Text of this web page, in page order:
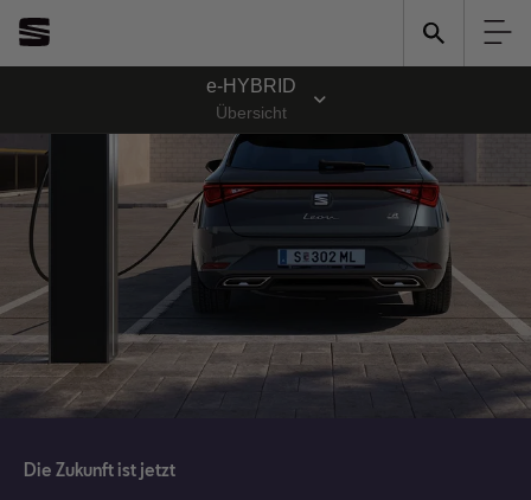
e-HYBRID
Übersicht
Die Zukunft ist jetzt